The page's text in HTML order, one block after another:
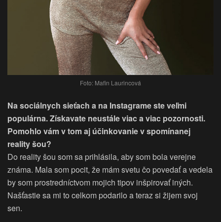
Foto: Mafin Laurincová
Na sociálnych sieťach a na Instagrame ste veľmi
populárna. Získavate neustále viac a viac pozornosti.
Pomohlo vám v tom aj účinkovanie v spomínanej
reality šou?
Do reality šou som sa prihlásila, aby som bola verejne
známa. Mala som pocit, že mám svetu čo povedať a vedela
by som prostredníctvom mojich tipov inšpirovať iných.
Našťastie sa mi to celkom podarilo a teraz si žijem svoj
sen.